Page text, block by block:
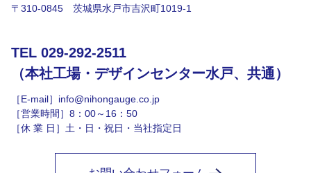
〒310-0845 茨城県水戸市吉沢町1019-1
TEL 029-292-2511
（本社工場・デザインセンター水戸、共通）
［E-mail］info@nihongauge.co.jp
［営業時間］8：00～16：50
［休 業 日］土・日・祝日・当社指定日